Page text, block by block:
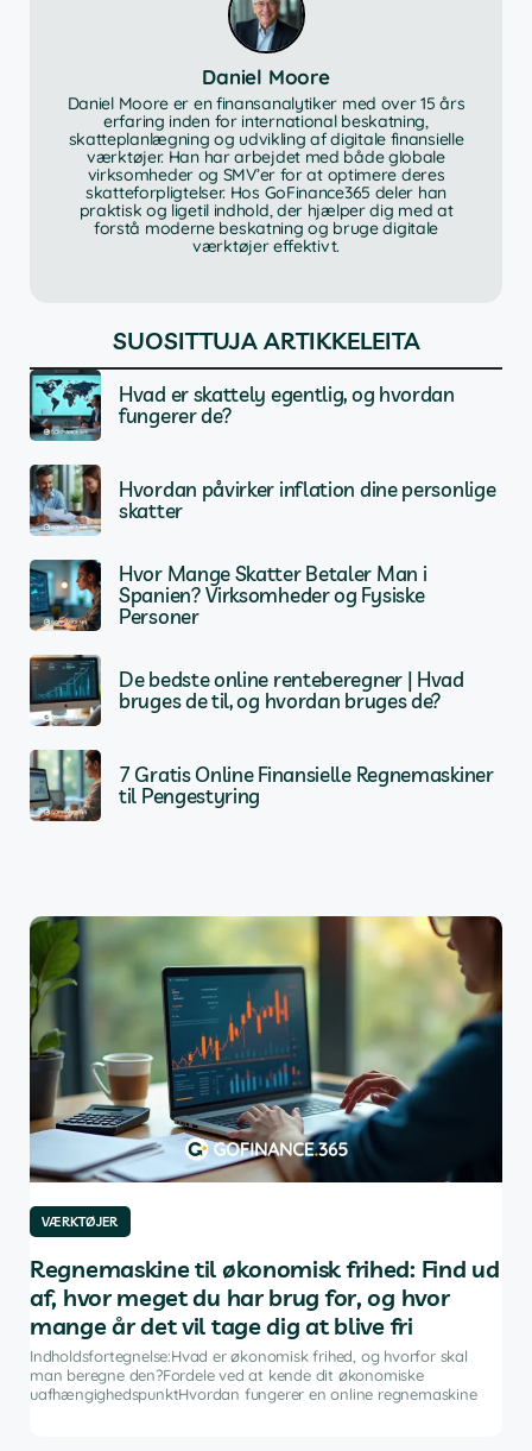
Daniel Moore
Daniel Moore er en finansanalytiker med over 15 års
erfaring inden for international beskatning,
skatteplanlægning og udvikling af digitale finansielle
værktøjer. Han har arbejdet med både globale
virksomheder og SMV’er for at optimere deres
skatteforpligtelser. Hos GoFinance365 deler han
praktisk og ligetil indhold, der hjælper dig med at
forstå moderne beskatning og bruge digitale
værktøjer effektivt.
SUOSITTUJA ARTIKKELEITA
Hvad er skattely egentlig, og hvordan
fungerer de?
Hvordan påvirker inflation dine personlige
skatter
Hvor Mange Skatter Betaler Man i
Spanien? Virksomheder og Fysiske
Personer
De bedste online renteberegner | Hvad
bruges de til, og hvordan bruges de?
7 Gratis Online Finansielle Regnemaskiner
til Pengestyring
VÆRKTØJER
Regnemaskine til økonomisk frihed: Find ud
af, hvor meget du har brug for, og hvor
mange år det vil tage dig at blive fri
Indholdsfortegnelse:Hvad er økonomisk frihed, og hvorfor skal
man beregne den?Fordele ved at kende dit økonomiske
uafhængighedspunktHvordan fungerer en online regnemaskine